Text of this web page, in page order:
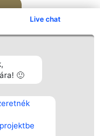
Live chat
🙂
Elérhetőség
Elérhetőség